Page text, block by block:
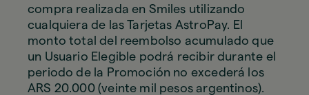
compra realizada en Smiles utilizando
cualquiera de las Tarjetas AstroPay. El
monto total del reembolso acumulado que
un Usuario Elegible podrá recibir durante el
periodo de la Promoción no excederá los
ARS 20.000 (veinte mil pesos argentinos).